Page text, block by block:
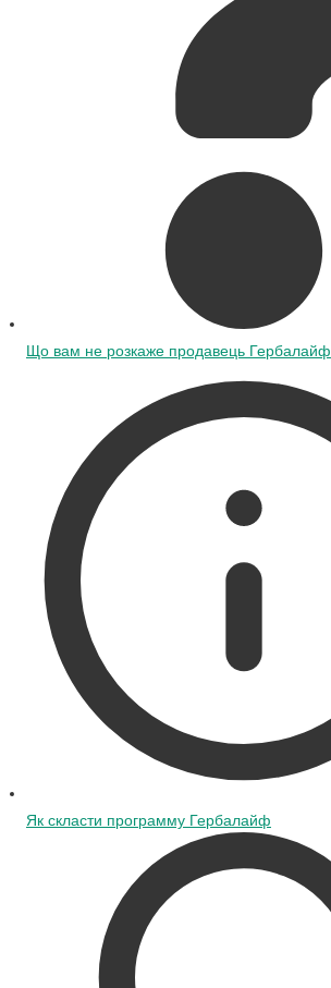
Що вам не розкаже продавець Гербалайф
Як скласти программу Гербалайф